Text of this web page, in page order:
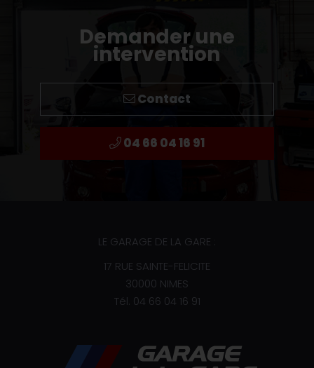
Demander une
intervention
Contact
04 66 04 16 91
LE GARAGE DE LA GARE :
17 RUE SAINTE-FELICITE
30000 NIMES
Tél. 04 66 04 16 91